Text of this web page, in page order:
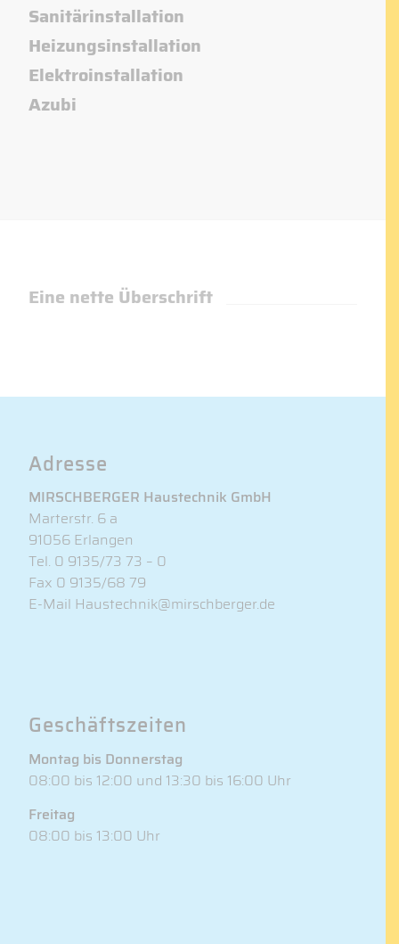
Sanitärinstallation
Heizungsinstallation
Elektroinstallation
Azubi
Eine nette Überschrift
Adresse
MIRSCHBERGER Haustechnik GmbH
Marterstr. 6 a
91056 Erlangen
Tel. 0 9135/73 73 – 0
Fax 0 9135/68 79
E-Mail Haustechnik@mirschberger.de
Geschäftszeiten
Montag bis Donnerstag
08:00 bis 12:00 und 13:30 bis 16:00 Uhr
Freitag
08:00 bis 13:00 Uhr